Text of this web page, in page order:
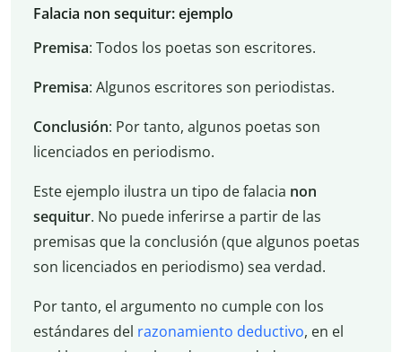
Falacia non sequitur: ejemplo
Premisa: Todos los poetas son escritores.
Premisa: Algunos escritores son periodistas.
Conclusión: Por tanto, algunos poetas son
licenciados en periodismo.
Este ejemplo ilustra un tipo de falacia non
sequitur. No puede inferirse a partir de las
premisas que la conclusión (que algunos poetas
son licenciados en periodismo) sea verdad.
Por tanto, el argumento no cumple con los
estándares del razonamiento deductivo, en el